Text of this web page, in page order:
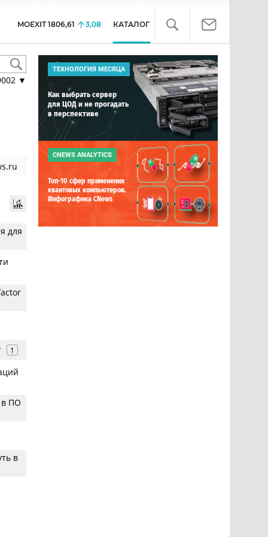
MOEXIT 1806,61 3,08 КАТАЛОГ
▼
для
1
в ПО
в
ТЕХНОЛОГИЯ МЕСЯЦА
Как выбрать сервер
для ЦОД и не прогадать
в перспективе
CNEWS ANALYTICS
Топ-10 сфер применения
квантовых компьютеров.
Инфографика CNews